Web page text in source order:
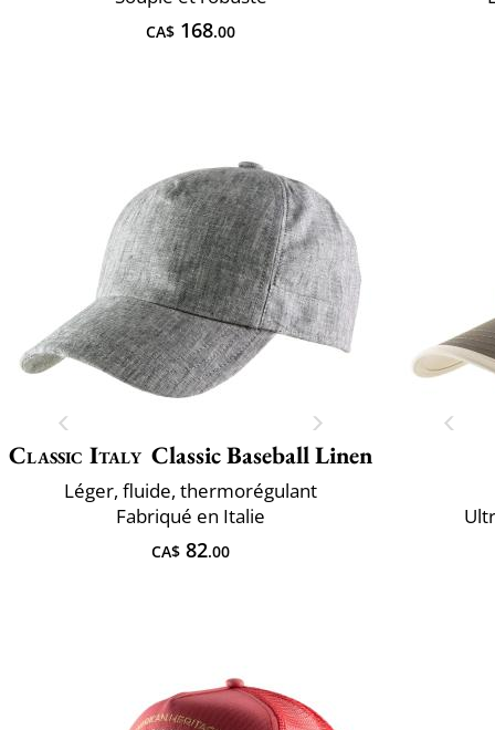
CA$ 168.00
Classic Italy Classic Baseball Linen
Léger, fluide, thermorégulant
Fabriqué en Italie
CA$ 82.00